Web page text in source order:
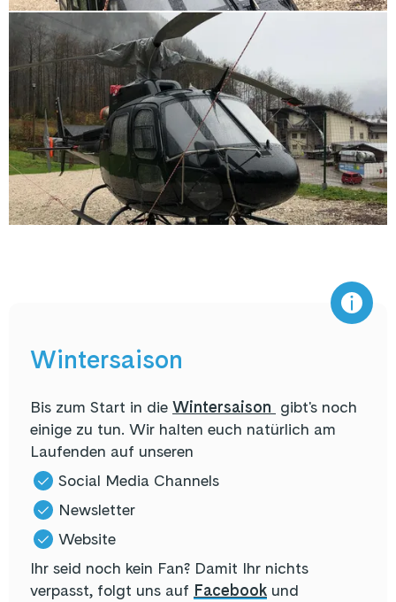
Wintersaison
Bis zum Start in die Wintersaison gibt's noch
einige zu tun. Wir halten euch natürlich am
Laufenden auf unseren
Social Media Channels
Newsletter
Website
Ihr seid noch kein Fan? Damit Ihr nichts
verpasst, folgt uns auf Facebook und